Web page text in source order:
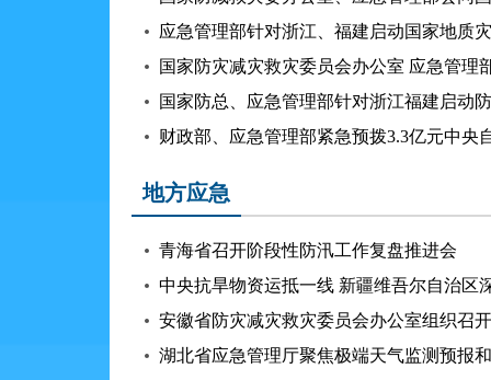
应急管理部针对浙江、福建启动国家地质
国家防总、应急管理部针对浙江福建启动
地方应急
青海省召开阶段性防汛工作复盘推进会
中央抗旱物资运抵一线 新疆维吾尔自治区